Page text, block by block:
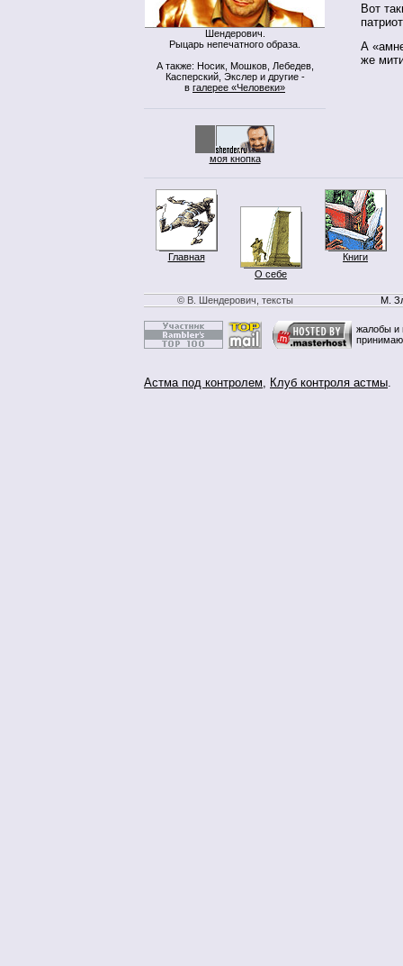
Шендерович.
Рыцарь непечатного образа.
А также: Носик, Мошков, Лебедев,
Касперский, Экслер и другие -
в галерее «Человеки»
моя кнопка
Вот
А
же
Главная
О себе
Книги
© В. Шендерович, тексты М.
жалобы и
Астма под контролем, Клуб контроля астмы.